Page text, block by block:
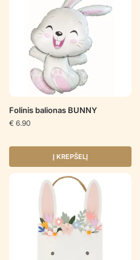
Folinis balionas BUNNY
€ 6.90
Į KREPŠELĮ